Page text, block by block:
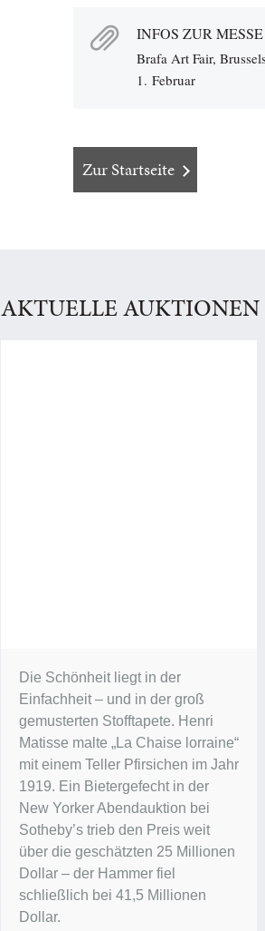
INFOS ZUR MESSE
Brafa Art Fair,
1. Februar
Zur Startseite
AKTUELLE AUKTIONEN
Die Schönheit liegt in der
Einfachheit – und in der groß
gemusterten Stofftapete. Henri
Matisse malte „La Chaise lorraine“
mit einem Teller Pfirsichen im Jahr
1919. Ein Bietergefecht in der
New Yorker Abendauktion bei
Sotheby’s trieb den Preis weit
über die geschätzten 25 Millionen
Dollar – der Hammer fiel
schließlich bei 41,5 Millionen
Dollar.